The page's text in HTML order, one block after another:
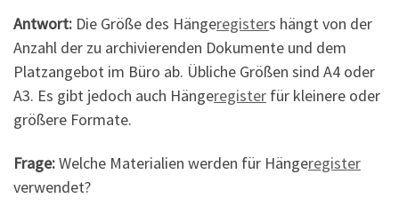
Antwort: Die Größe des Hängeregisters hängt von der
Anzahl der zu archivierenden Dokumente und dem
Platzangebot im Büro ab. Übliche Größen sind A4 oder
A3. Es gibt jedoch auch Hängeregister für kleinere oder
größere Formate.
Frage:Welche Materialien werden für Hängeregister
verwendet?